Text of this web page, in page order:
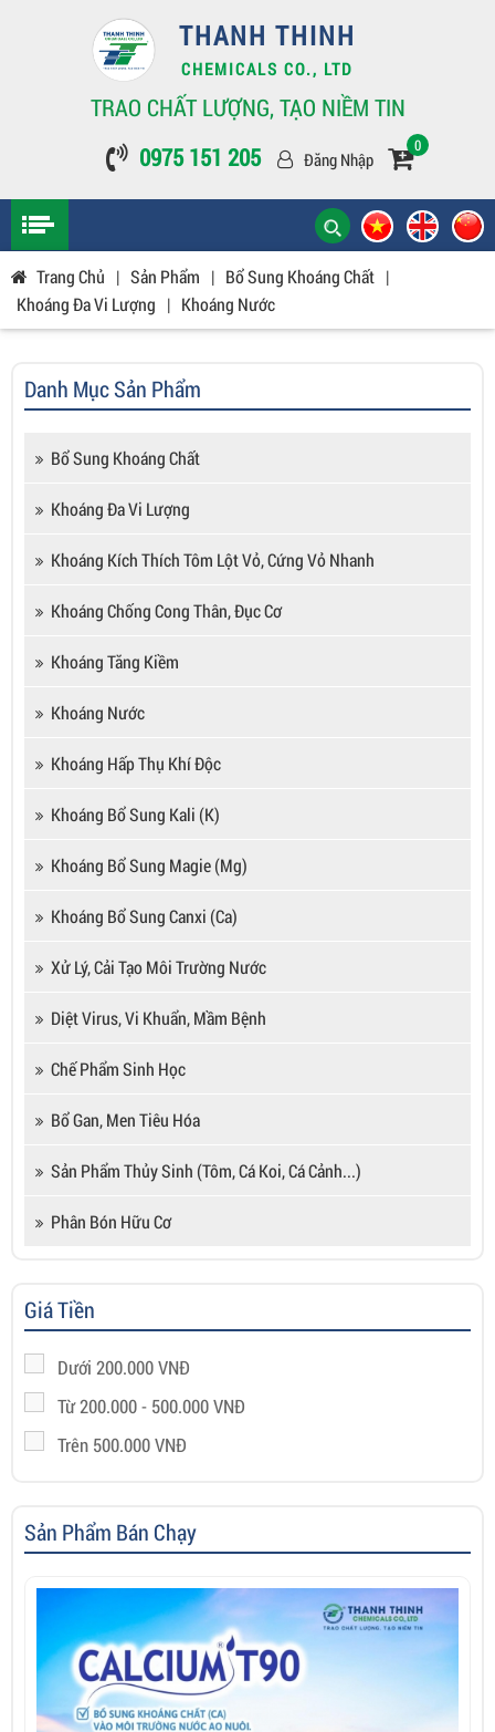
THANH THINH
CHEMICALS CO., LTD
TRAO CHẤT LƯỢNG, TẠO NIỀM TIN
0975 151 205
Đăng Nhập
0
Trang Chủ | Sản Phẩm | Bổ Sung Khoáng Chất |
Khoáng Đa Vi Lượng | Khoáng Nước
Danh Mục Sản Phẩm
Bổ Sung Khoáng Chất
Khoáng Đa Vi Lượng
Khoáng Kích Thích Tôm Lột Vỏ, Cứng Vỏ Nhanh
Khoáng Chống Cong Thân, Đục Cơ
Khoáng Tăng Kiềm
Khoáng Nước
Khoáng Hấp Thụ Khí Độc
Khoáng Bổ Sung Kali (K)
Khoáng Bổ Sung Magie (Mg)
Khoáng Bổ Sung Canxi (Ca)
Xử Lý, Cải Tạo Môi Trường Nước
Diệt Virus, Vi Khuẩn, Mầm Bệnh
Chế Phẩm Sinh Học
Bổ Gan, Men Tiêu Hóa
Sản Phẩm Thủy Sinh (tôm, Cá Koi, Cá Cảnh...)
Phân Bón Hữu Cơ
Giá Tiền
Dưới 200.000 VNĐ
Từ 200.000 - 500.000 VNĐ
Trên 500.000 VNĐ
Sản Phẩm Bán Chạy